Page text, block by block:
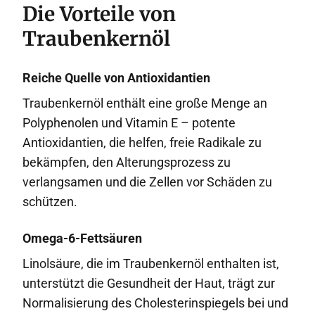
Die Vorteile von
Traubenkernöl
Reiche Quelle von Antioxidantien
Traubenkernöl enthält eine große Menge an
Polyphenolen und Vitamin E – potente
Antioxidantien, die helfen, freie Radikale zu
bekämpfen, den Alterungsprozess zu
verlangsamen und die Zellen vor Schäden zu
schützen.
Omega-6-Fettsäuren
Linolsäure, die im Traubenkernöl enthalten ist,
unterstützt die Gesundheit der Haut, trägt zur
Normalisierung des Cholesterinspiegels bei und